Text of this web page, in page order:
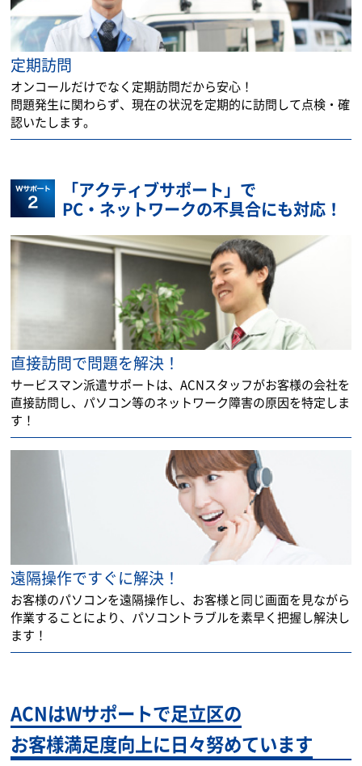
定期訪問
オンコールだけでなく定期訪問だから安心！
問題発生に関わらず、現在の状況を定期的に訪問して点検・確
認いたします。
「アクティブサポート」で
PC・ネットワークの不具合にも対応！
直接訪問で問題を解決！
サービスマン派遣サポートは、ACNスタッフがお客様の会社を
直接訪問し、パソコン等のネットワーク障害の原因を特定しま
す！
遠隔操作ですぐに解決！
お客様のパソコンを遠隔操作し、お客様と同じ画面を見ながら
作業することにより、パソコントラブルを素早く把握し解決し
ます！
ACNはWサポートで足立区の
お客様満足度向上に日々努めています